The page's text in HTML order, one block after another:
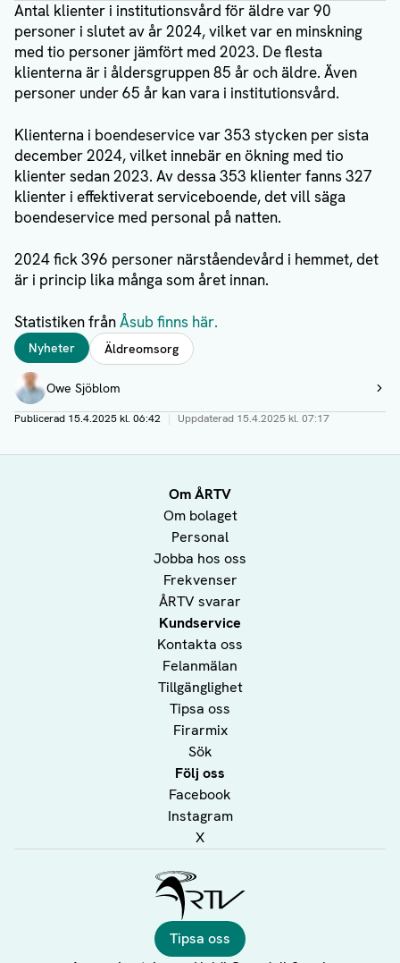
Antal klienter i institutionsvård för äldre var 90
personer i slutet av år 2024, vilket var en minskning
med tio personer jämfört med 2023. De flesta
klienterna är i åldersgruppen 85 år och äldre. Även
personer under 65 år kan vara i institutionsvård.
Klienterna i boendeservice var 353 stycken per sista
december 2024, vilket innebär en ökning med tio
klienter sedan 2023. Av dessa 353 klienter fanns 327
klienter i effektiverat serviceboende, det vill säga
boendeservice med personal på natten.
2024 fick 396 personer närståendevård i hemmet, det
är i princip lika många som året innan.
Statistiken frånÅsub finns här.
Taggar
Nyheter Äldreomsorg
Författare
Owe Sjöblom
Visa profil
Publicerad 15.4.2025 kl. 06:42 | Uppdaterad 15.4.2025 kl. 07:17
Om ÅRTV
Om bolaget
Personal
Jobba hos oss
Frekvenser
ÅRTV svarar
Kundservice
Kontakta oss
Felanmälan
Tillgänglighet
Tipsa oss
Firarmix
Sök
Följ oss
Facebook
Instagram
X
Tipsa oss